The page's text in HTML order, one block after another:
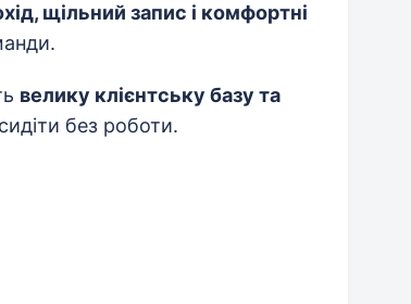
щільний запис і комфортні
велику клієнтську базу та
без роботи.